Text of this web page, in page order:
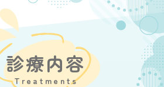
診療内容
Treatments